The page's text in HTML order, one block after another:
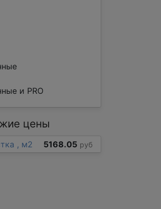
и PRO
цены
, м2 5168.05 руб